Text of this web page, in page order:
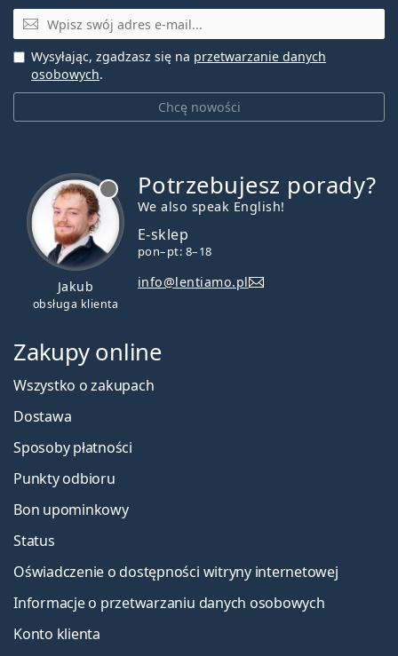
E-mail
Chcę nowości
Wysyłając, zgadzasz się na przetwarzanie danych
osobowych.
Jakub
obsługa klienta
Potrzebujesz porady?
We also speak English!
E-sklep
pon–pt: 8–18
info@lentiamo.pl
Zakupy online
Wszystko o zakupach
Dostawa
Sposoby płatności
Punkty odbioru
Bon upominkowy
Status
Oświadczenie o dostępności witryny internetowej
Informacje o przetwarzaniu danych osobowych
Konto klienta